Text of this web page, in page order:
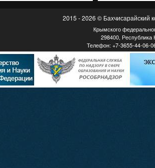
2015 - 2026 © Бахчисарайский
Крымского
298400, Республика
Телефон: +7-3655-44-06-